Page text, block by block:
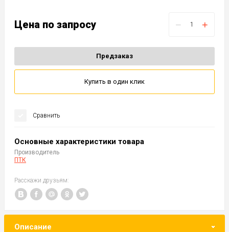
Цена по запросу − +
Предзаказ
Купить в один клик
Сравнить
Основные характеристики товара
Производитель
ПТК
Расскажи друзьям:
Описание